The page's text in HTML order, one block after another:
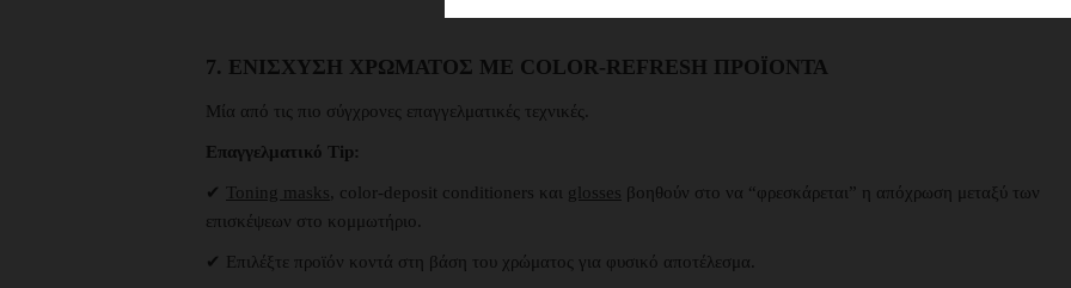
7. ΕΝΊΣΧΥΣΗ ΧΡΏΜΑΤΟΣ ΜΕ COLOR-REFRESH ΠΡΟΪΌΝΤΑ
Μία από τις πιο σύγχρονες επαγγελματικές τεχνικές.
Επαγγελματικό Tip:
✔ Toning masks, color-deposit conditioners και glosses βοηθούν στο να “φρεσκάρεται” η απόχρωση μεταξύ των
επισκέψεων στο κομμωτήριο.
✔ Επιλέξτε προϊόν κοντά στη βάση του χρώματος για φυσικό αποτέλεσμα.